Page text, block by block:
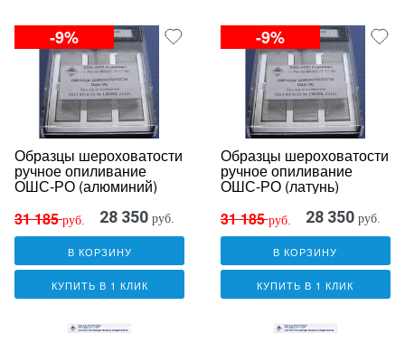
-9%
Образцы шероховатости
ручное опиливание
ОШС-РО (алюминий)
31 185руб. 28 350 руб.
В КОРЗИНУ
КУПИТЬ В 1 КЛИК
-9%
Образцы шероховатости
ручное опиливание
ОШС-РО (латунь)
31 185руб. 28 350 руб.
В КОРЗИНУ
КУПИТЬ В 1 КЛИК